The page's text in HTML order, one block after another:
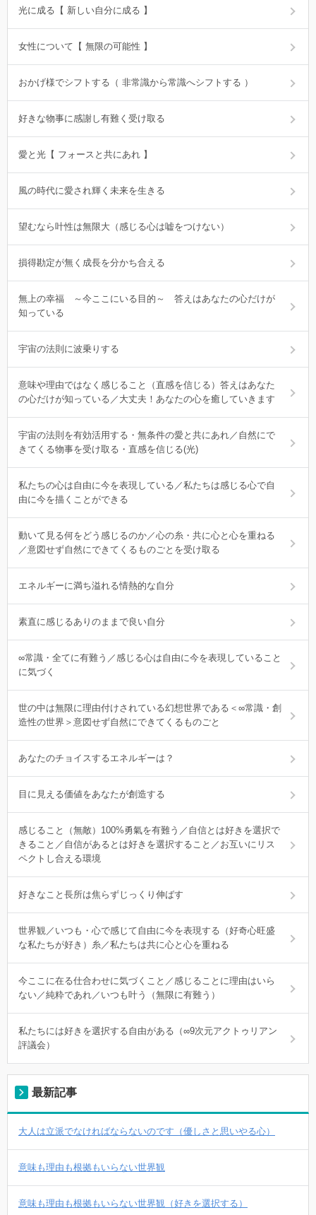
光に成る【 新しい自分に成る 】
女性について【 無限の可能性 】
おかげ様でシフトする（ 非常識から常識へシフトする ）
好きな物事に感謝し有難く受け取る
愛と光【 フォースと共にあれ 】
風の時代に愛され輝く未来を生きる
望むなら叶性は無限大（感じる心は嘘をつけない）
損得勘定が無く成長を分かち合える
無上の幸福 ～今ここにいる目的～ 答えはあなたの心だけが
知っている
宇宙の法則に波乗りする
意味や理由ではなく感じること（直感を信じる）答えはあなた
の心だけが知っている／大丈夫！あなたの心を癒していきます
宇宙の法則を有効活用する・無条件の愛と共にあれ／自然にで
きてくる物事を受け取る・直感を信じる(光)
私たちの心は自由に今を表現している／私たちは感じる心で自
由に今を描くことができる
動いて見る何をどう感じるのか／心の糸・共に心と心を重ねる
／意図せず自然にできてくるものごとを受け取る
エネルギーに満ち溢れる情熱的な自分
素直に感じるありのままで良い自分
∞常識・全てに有難う／感じる心は自由に今を表現していること
に気づく
世の中は無限に理由付けされている幻想世界である＜∞常識・創
造性の世界＞意図せず自然にできてくるものごと
あなたのチョイスするエネルギーは？
目に見える価値をあなたが創造する
感じること（無敵）100%勇氣を有難う／自信とは好きを選択で
きること／自信があるとは好きを選択すること／お互いにリス
ペクトし合える環境
好きなこと長所は焦らずじっくり伸ばす
世界観／いつも・心で感じて自由に今を表現する（好奇心旺盛
な私たちが好き）糸／私たちは共に心と心を重ねる
今ここに在る仕合わせに気づくこと／感じることに理由はいら
ない／純粋であれ／いつも叶う（無限に有難う）
私たちには好きを選択する自由がある（∞9次元アクトゥリアン
評議会）
最新記事
大人は立派でなければならないのです（優しさと思いやる心）
意味も理由も根拠もいらない世界観
意味も理由も根拠もいらない世界観（好きを選択する）